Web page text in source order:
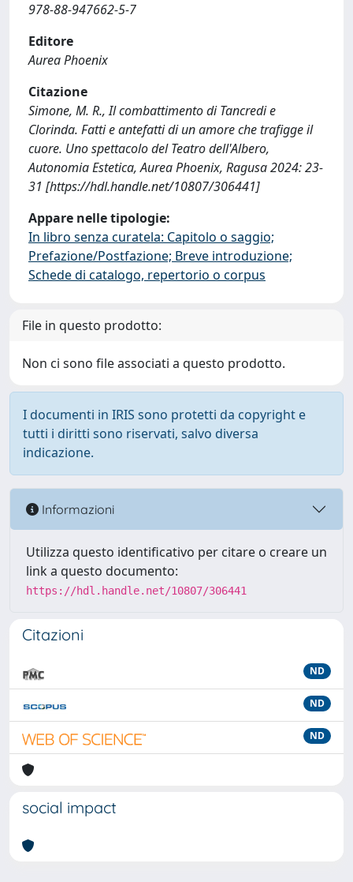
978-88-947662-5-7
Editore
Aurea Phoenix
Citazione
Simone, M. R., Il combattimento di Tancredi e
Clorinda. Fatti e antefatti di un amore che trafigge il
cuore. Uno spettacolo del Teatro dell'Albero,
Autonomia Estetica, Aurea Phoenix, Ragusa 2024: 23-
31 [https://hdl.handle.net/10807/306441]
Appare nelle tipologie:
In libro senza curatela: Capitolo o saggio;
Prefazione/Postfazione; Breve introduzione;
Schede di catalogo, repertorio o corpus
File in questo prodotto:
Non ci sono file associati a questo prodotto.
I documenti in IRIS sono protetti da copyright e
tutti i diritti sono riservati, salvo diversa
indicazione.
Informazioni
Utilizza questo identificativo per citare o creare un
link a questo documento:
https://hdl.handle.net/10807/306441
Citazioni
ND
ND
ND
social impact